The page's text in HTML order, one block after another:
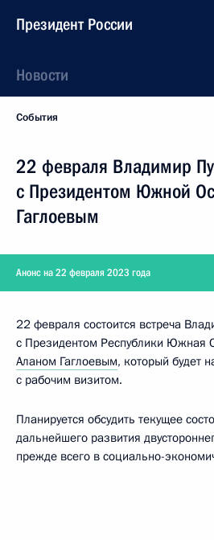
Президент России
Новости
События
22 февраля Владимир
с Президентом Южной
Гаглоевым
Анонс на 22 февраля 2023 года
22 февраля состоится встреча
с Президентом Республики Южная
Аланом Гаглоевым, который будет
с рабочим визитом.
Планируется обсудить текущее
дальнейшего развития
прежде всего в социально-